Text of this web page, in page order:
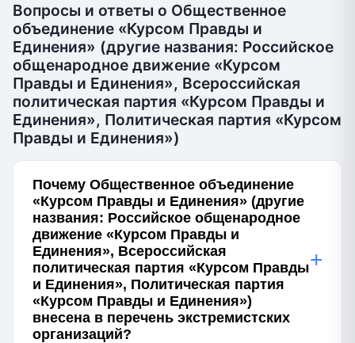
Вопросы и ответы о Общественное
объединение «Курсом Правды и
Единения» (другие названия: Российское
общенародное движение «Курсом
Правды и Единения», Всероссийская
политическая партия «Курсом Правды и
Единения», Политическая партия «Курсом
Правды и Единения»)
Почему Общественное объединение
«Курсом Правды и Единения» (другие
названия: Российское общенародное
движение «Курсом Правды и
Единения», Всероссийская
политическая партия «Курсом Правды
и Единения», Политическая партия
«Курсом Правды и Единения»)
внесена в перечень экстремистских
организаций?
+